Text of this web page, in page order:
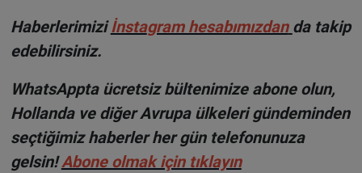
Haberlerimizi İnstagram hesabımızdan da takip
edebilirsiniz.
WhatsAppta ücretsiz bültenimize abone olun,
Hollanda ve diğer Avrupa ülkeleri gündeminden
seçtiğimiz haberler her gün telefonunuza
gelsin! Abone olmak için tıklayın